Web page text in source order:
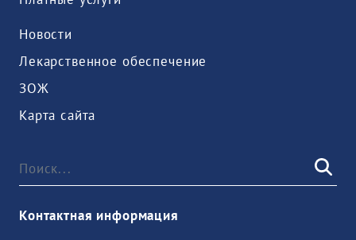
Новости
Лекарственное обеспечение
ЗОЖ
Карта сайта
Контактная информация